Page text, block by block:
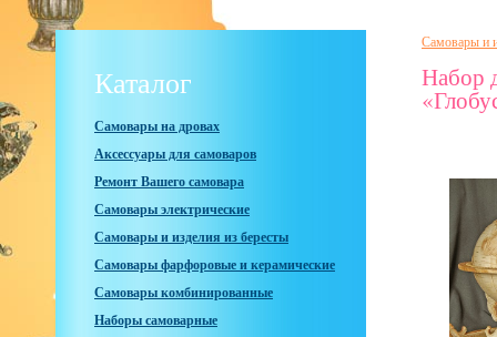
Каталог
Самовары на дровах
Аксессуары для самоваров
Ремонт Вашего самовара
Самовары электрические
Самовары и изделия из бересты
Самовары фарфоровые и керамические
Самовары комбинированные
Наборы самоварные
Самовары и
Набор